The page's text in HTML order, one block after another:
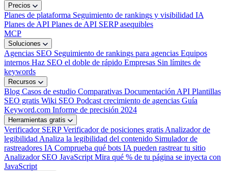
Precios
Planes de plataforma Seguimiento de rankings y visibilidad IA
Planes de API Planes de API SERP asequibles
MCP
Soluciones
Agencias SEO Seguimiento de rankings para agencias Equipos
internos Haz SEO el doble de rápido Empresas Sin límites de
keywords
Recursos
Blog Casos de estudio Comparativas Documentación API Plantillas
SEO gratis Wiki SEO Podcast crecimiento de agencias Guía
Keyword.com Informe de precisión 2024
Herramientas gratis
Verificador SERPVerificador de posiciones gratis Analizador de
legibilidad Analiza la legibilidad del contenido Simulador de
rastreadores IA Comprueba qué bots IA pueden rastrear tu sitio
Analizador SEO JavaScript Mira qué % de tu página se inyecta con
JavaScript